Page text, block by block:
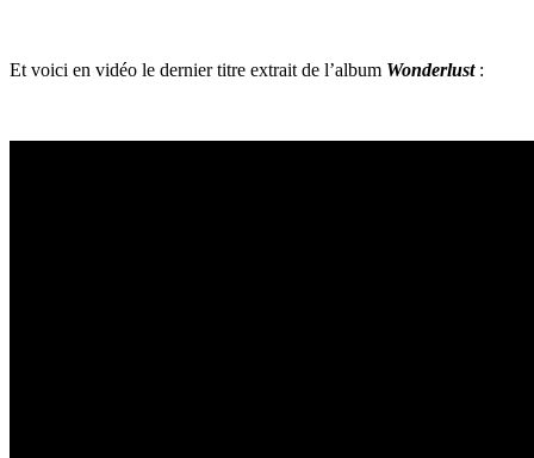
Et voici en vidéo le dernier titre extrait de l’album Wonderlust: